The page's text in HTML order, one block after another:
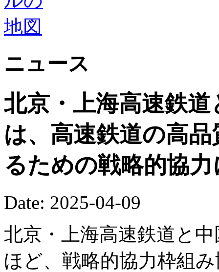
ニュース
北京・上海高速鉄
は、高速鉄道の高
るための戦略的協
Date: 2025-04-09
北京・上海高速鉄道と
ほど、戦略的協力枠組